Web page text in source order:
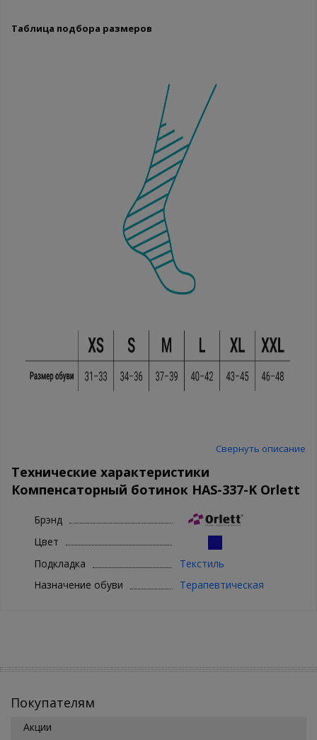
Таблица подбора размеров
Свернуть описание
Технические характеристики
Компенсаторный ботинок HAS-337-K Orlett
Брэнд
Цвет
Подкладка
Текстиль
Назначение обуви
Терапевтическая
Покупателям
Акции